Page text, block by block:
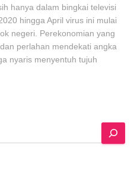
hanya dalam bingkai televisi
hingga April virus ini mulai
negeri. Perekonomian yang
perlahan mendekati angka
nyaris menyentuh tujuh